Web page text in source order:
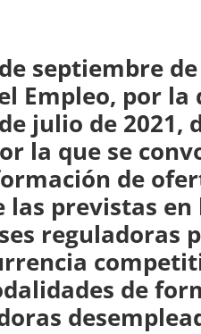
septiembre
Empleo, por
julio de
la que se
de
las previstas
reguladoras
de